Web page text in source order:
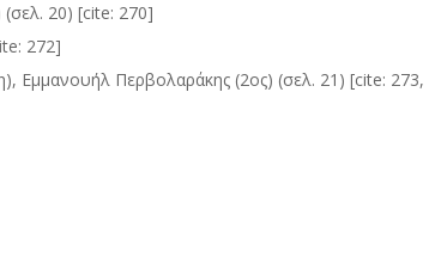
20) [cite: 270]
272]
Εμμανουήλ Περβολαράκης (2ος) (σελ. 21) [cite: